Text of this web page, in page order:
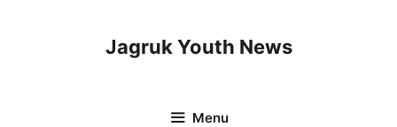
Jagruk Youth News
Menu